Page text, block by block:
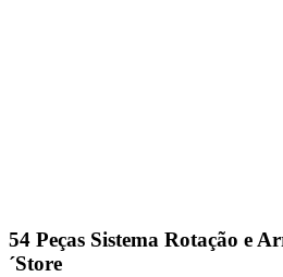
54 Peças Sistema Rotação e
´Store